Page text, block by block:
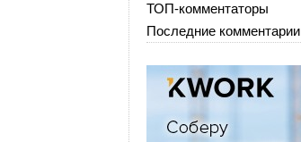
ТОП-комментаторы
Последние комментарии